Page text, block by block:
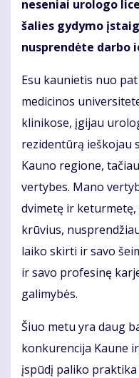
neseniai urologo
šalies gydymo
nusprendėte darbo
Esu kaunietis nuo
medicinos
klinikose, įgijau
rezidentūrą ieškojau
Kauno regione,
vertybes. Mano
dvimetę ir
krūvius,
laiko skirti ir savo
ir savo profesinę
galimybės.
Šiuo metu yra daug
konkurencija Kaune
įspūdį paliko